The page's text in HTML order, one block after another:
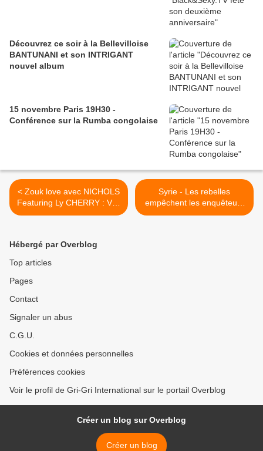
Découvrez ce soir à la Bellevilloise
BANTUNANI et son INTRIGANT
nouvel album
15 novembre Paris 19H30 -
Conférence sur la Rumba congolaise
< Zouk love avec NICHOLS
Featuring Ly CHERRY : VIN
AVE'M
Syrie - Les rebelles
empêchent les enquêteurs
de l'ONU de mener leurs
Hébergé par Overblog
Top articles
Pages
Contact
Signaler un abus
C.G.U.
Cookies et données personnelles
Préférences cookies
Voir le profil de Gri-Gri International sur le portail Overblog
Créer un blog sur Overblog
Créer un blog